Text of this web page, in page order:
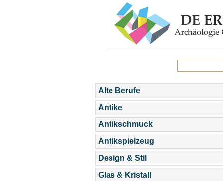
Alte Berufe
Antike
Antikschmuck
Antikspielzeug
Design & Stil
Glas & Kristall